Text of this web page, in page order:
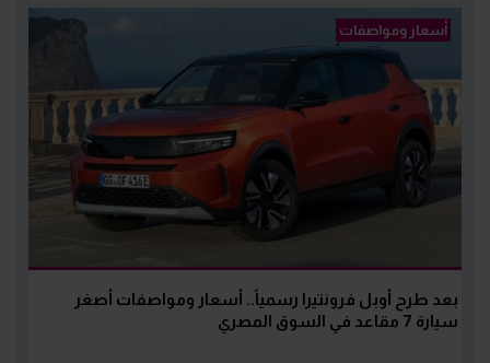
أسعار ومواصفات
بعد طرح أوبل فرونتيرا رسمياً.. أسعار ومواصفات أصغر
سيارة 7 مقاعد في السوق المصري